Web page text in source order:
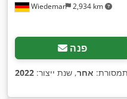
Wiedemar 2,934 km
פנה
אחר, שנת ייצור: 2022